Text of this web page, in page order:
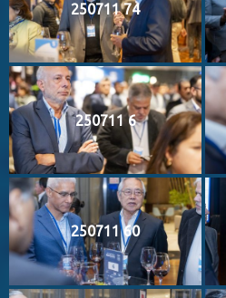
250711 74
250711 6
250711 60